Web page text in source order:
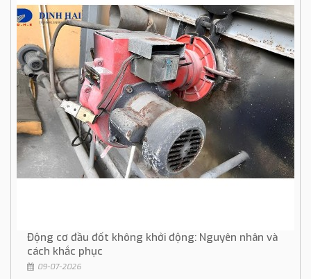
Động cơ đầu đốt không khởi động: Nguyên nhân và
cách khắc phục
09-07-2026